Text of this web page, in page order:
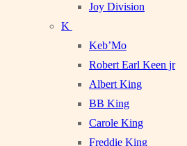
Joy Division
K
Keb’Mo
Robert Earl Keen jr
Albert King
BB King
Carole King
Freddie King